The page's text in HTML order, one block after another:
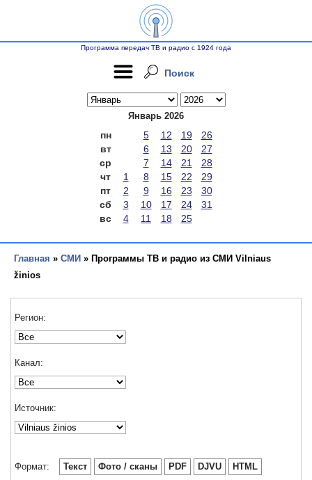
Программа передач ТВ и радио с 1924 года
Поиск
Январь 2026
пн 5 12 19
26
вт
6 13 20
27
ср
7 14 21
28
чт
1 8 15 22
29
пт
2 9 16 23
30
сб
3 10 17 24
31
вс
4 11 18 25
Главная » СМИ » Программы ТВ и радио из СМИ Vilniaus
žinios
Регион:
Канал:
Источник:
Формат: Текст Фото / сканы PDF DJVU HTML